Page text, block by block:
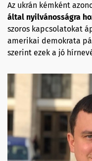
Az ukrán kémként
által nyilvánosságra
szoros kapcsolatokat
amerikai demokrata
szerint ezek a jó